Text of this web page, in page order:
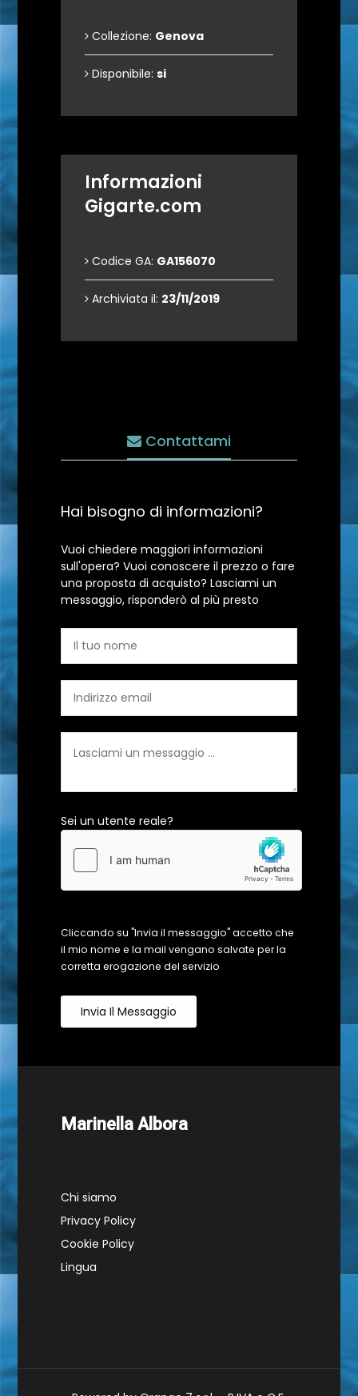
Collezione: Genova
Disponibile: si
Informazioni
Gigarte.com
Codice GA: GA156070
Archiviata il: 23/11/2019
Contattami
Hai bisogno di informazioni?
Vuoi chiedere maggiori informazioni
sull'opera? Vuoi conoscere il prezzo o fare
una proposta di acquisto? Lasciami un
messaggio, risponderò al più presto
Sei un utente reale?
Cliccando su "Invia il messaggio" accetto che
il mio nome e la mail vengano salvate per la
corretta erogazione del servizio
Invia Il Messaggio
Marinella Albora
Chi siamo
Privacy Policy
Cookie Policy
Lingua